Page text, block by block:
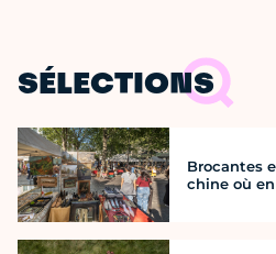
SÉLECTIONS
Brocantes
chine où